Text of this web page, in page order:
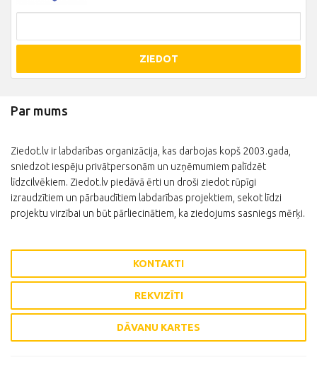
ZIEDOT
Par mums
Ziedot.lv ir labdarības organizācija, kas darbojas kopš 2003.gada,
sniedzot iespēju privātpersonām un uzņēmumiem palīdzēt
līdzcilvēkiem. Ziedot.lv piedāvā ērti un droši ziedot rūpīgi
izraudzītiem un pārbaudītiem labdarības projektiem, sekot līdzi
projektu virzībai un būt pārliecinātiem, ka ziedojums sasniegs mērķi.
KONTAKTI
REKVIZĪTI
DĀVANU KARTES